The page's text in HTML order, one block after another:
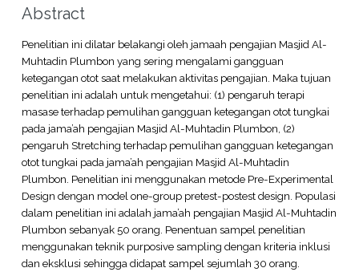
Abstract
Penelitian ini dilatar belakangi oleh jamaah pengajian Masjid Al-
Muhtadin Plumbon yang sering mengalami gangguan
ketegangan otot saat melakukan aktivitas pengajian. Maka tujuan
penelitian ini adalah untuk mengetahui: (1) pengaruh terapi
masase terhadap pemulihan gangguan ketegangan otot tungkai
pada jama’ah pengajian Masjid Al-Muhtadin Plumbon, (2)
pengaruh Stretching terhadap pemulihan gangguan ketegangan
otot tungkai pada jama’ah pengajian Masjid Al-Muhtadin
Plumbon. Penelitian ini menggunakan metode Pre-Experimental
Design dengan model one-group pretest-postest design. Populasi
dalam penelitian ini adalah jama’ah pengajian Masjid Al-Muhtadin
Plumbon sebanyak 50 orang. Penentuan sampel penelitian
menggunakan teknik purposive sampling dengan kriteria inklusi
dan eksklusi sehingga didapat sampel sejumlah 30 orang.